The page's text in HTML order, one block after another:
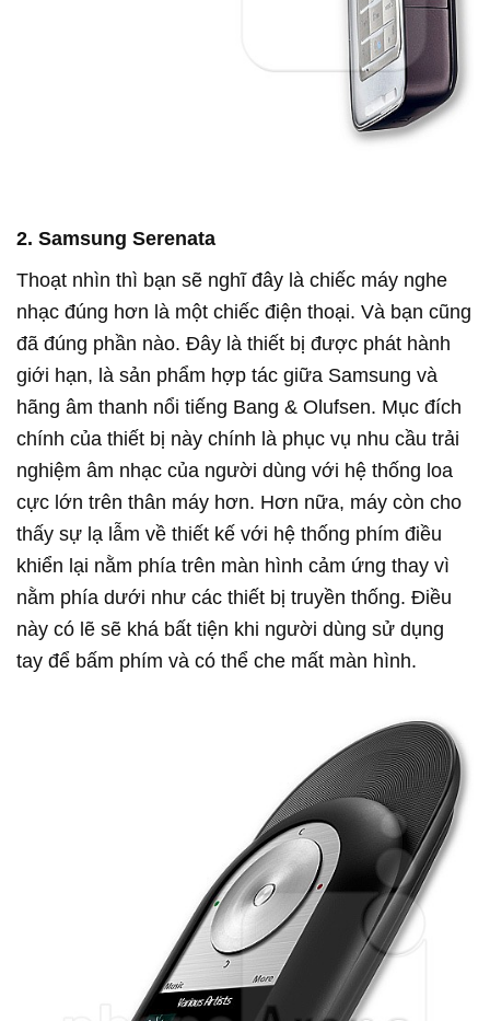
2. Samsung Serenata
Thoạt nhìn thì bạn sẽ nghĩ đây là chiếc máy nghe
nhạc đúng hơn là một chiếc điện thoại. Và bạn cũng
đã đúng phần nào. Đây là thiết bị được phát hành
giới hạn, là sản phẩm hợp tác giữa Samsung và
hãng âm thanh nổi tiếng Bang & Olufsen. Mục đích
chính của thiết bị này chính là phục vụ nhu cầu trải
nghiệm âm nhạc của người dùng với hệ thống loa
cực lớn trên thân máy hơn. Hơn nữa, máy còn cho
thấy sự lạ lẫm về thiết kế với hệ thống phím điều
khiển lại nằm phía trên màn hình cảm ứng thay vì
nằm phía dưới như các thiết bị truyền thống. Điều
này có lẽ sẽ khá bất tiện khi người dùng sử dụng
tay để bấm phím và có thể che mất màn hình.